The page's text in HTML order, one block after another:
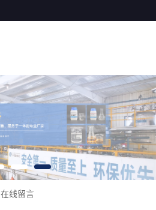
在线留言